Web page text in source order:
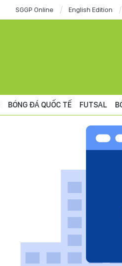
SGGP Online English Edition
BÓNG ĐÁ QUỐC TẾ FUTSAL